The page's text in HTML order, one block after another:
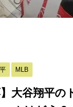
MLB
】大谷翔平の